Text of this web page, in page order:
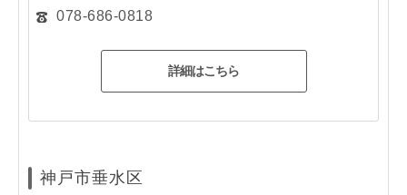
078-686-0818
詳細はこちら
神戸市垂水区